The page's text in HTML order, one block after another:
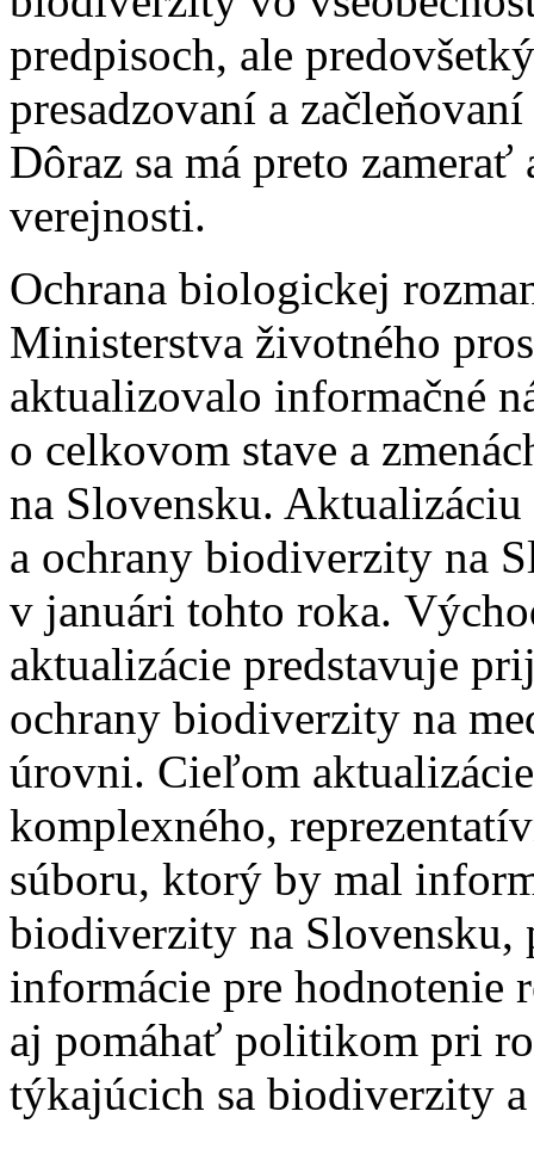
predpisoch, ale
presadzovaní a
Dôraz sa má preto
verejnosti.
Ochrana biologickej
Ministerstva životného
aktualizovalo informačné
o celkovom stave a
na Slovensku.
a ochrany biodiverzity na
v januári tohto roka.
aktualizácie predstavuje
ochrany biodiverzity na
úrovni. Cieľom
komplexného,
súboru, ktorý by mal
biodiverzity na
informácie pre hodnotenie
aj pomáhať politikom pri
týkajúcich sa biodiverzity